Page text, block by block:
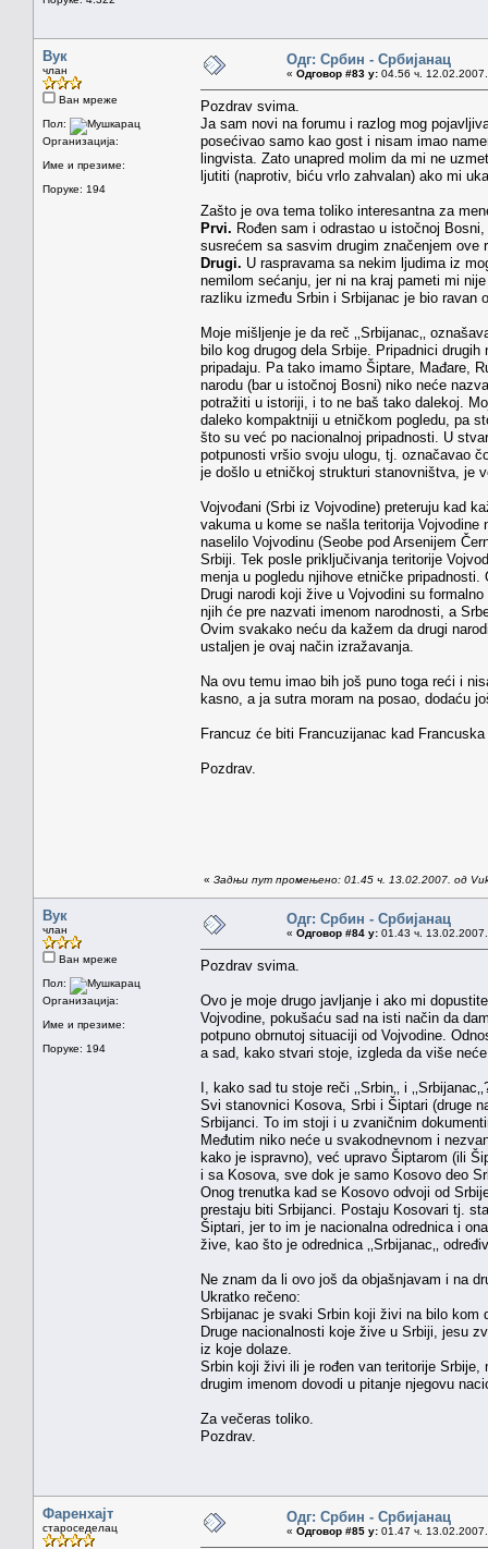
Вук
члан
Ван мреже
Пол:
Организација:
Име и презиме:
Поруке: 194
Одг: Србин - Србијанац
« Одговор #83 у: 04.56 ч.
Pozdrav svima.
Ja sam novi na forumu i razlog mog
posećivao samo kao gost i nisam imao
lingvista. Zato unapred molim da mi ne
ljutiti (naprotiv, biću vrlo zahvalan) ako mi
Zašto je ova tema toliko interesantna za
Prvi. Rođen sam i odrastao u istočnoj
susrećem sa sasvim drugim značenjem ove
Drugi. U raspravama sa nekim ljudima iz
nemilom sećanju, jer ni na kraj pameti mi
razliku između Srbin i Srbijanac je bio ravan
Moje mišljenje je da reč ‚‚Srbijanac‚‚
bilo kog drugog dela Srbije. Pripadnici
pripadaju. Pa tako imamo Šiptare, Mađare,
narodu (bar u istočnoj Bosni) niko neće
potražiti u istoriji, i to ne baš tako dalekoj.
daleko kompaktniji u etničkom pogledu, pa
što su već po nacionalnoj pripadnosti. U
potpunosti vršio svoju ulogu, tj. označavao
je došlo u etničkoj strukturi stanovništva, je
Vojvođani (Srbi iz Vojvodine) preteruju kad
vakuma u kome se našla teritorija
naselilo Vojvodinu (Seobe pod Arsenijem
Srbiji. Tek posle priključivanja teritorije
menja u pogledu njihove etničke
Drugi narodi koji žive u Vojvodini su
njih će pre nazvati imenom narodnosti, a
Ovim svakako neću da kažem da drugi
ustaljen je ovaj način izražavanja.
Na ovu temu imao bih još puno toga reći i
kasno, a ja sutra moram na posao, dodaću
Francuz će biti Francuzijanac kad
Pozdrav.
« Задњи пут промењено: 01.45 ч. 13.02.2007. од
Вук
члан
Ван мреже
Пол:
Организација:
Име и презиме:
Поруке: 194
Одг: Србин - Србијанац
« Одговор #84 у: 01.43 ч.
Pozdrav svima.
Ovo je moje drugo javljanje i ako mi
Vojvodine, pokušaću sad na isti način da
potpuno obrnutoj situaciji od Vojvodine.
a sad, kako stvari stoje, izgleda da više
I, kako sad tu stoje reči ‚‚Srbin‚‚ i
Svi stanovnici Kosova, Srbi i Šiptari (druge
Srbijanci. To im stoji i u zvaničnim
Međutim niko neće u svakodnevnom i
kako je ispravno), već upravo Šiptarom (ili
i sa Kosova, sve dok je samo Kosovo deo
Onog trenutka kad se Kosovo odvoji od
prestaju biti Srbijanci. Postaju Kosovari tj.
Šiptari, jer to im je nacionalna odrednica i
žive, kao što je odrednica ‚‚Srbijanac‚‚
Ne znam da li ovo još da objašnjavam i na
Ukratko rečeno:
Srbijanac je svaki Srbin koji živi na bilo kom
Druge nacionalnosti koje žive u Srbiji, jesu
iz koje dolaze.
Srbin koji živi ili je rođen van teritorije
drugim imenom dovodi u pitanje njegovu
Za večeras toliko.
Pozdrav.
Фаренхајт
староседелац
Одг: Србин - Србијанац
« Одговор #85 у: 01.47 ч.